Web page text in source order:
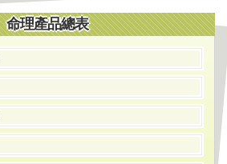
命理產品總表